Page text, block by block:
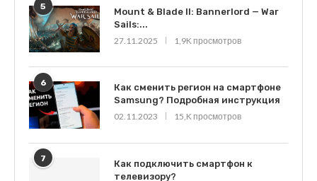
5
Mount & Blade II: Bannerlord — War
Sails:...
27.11.2025
1,9K просмотров
6
Как сменить регион на смартфоне
Samsung? Подробная инструкция
02.11.2023
15,K просмотров
7
Как подключить смартфон к
телевизору?